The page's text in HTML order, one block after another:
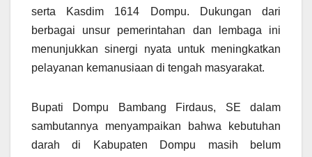
serta Kasdim 1614 Dompu. Dukungan dari
berbagai unsur pemerintahan dan lembaga ini
menunjukkan sinergi nyata untuk meningkatkan
pelayanan kemanusiaan di tengah masyarakat.
Bupati Dompu Bambang Firdaus, SE dalam
sambutannya menyampaikan bahwa kebutuhan
darah di Kabupaten Dompu masih belum